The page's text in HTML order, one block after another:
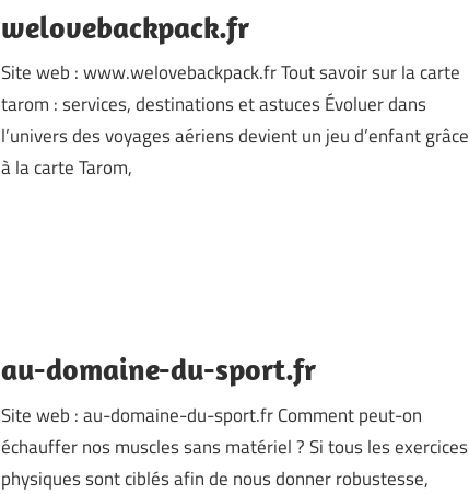
welovebackpack.fr
Site web : www.welovebackpack.fr Tout savoir sur la carte
tarom : services, destinations et astuces Évoluer dans
l’univers des voyages aériens devient un jeu d’enfant grâce
à la carte Tarom,
au-domaine-du-sport.fr
Site web : au-domaine-du-sport.fr Comment peut-on
échauffer nos muscles sans matériel ? Si tous les exercices
physiques sont ciblés afin de nous donner robustesse,